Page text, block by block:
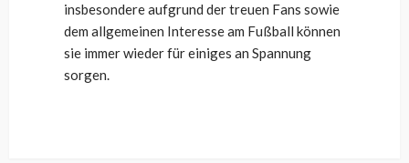
insbesondere aufgrund der treuen Fans sowie
dem allgemeinen Interesse am Fußball können
sie immer wieder für einiges an Spannung
sorgen.